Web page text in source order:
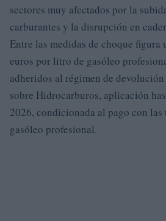
sectores muy afectados por la
carburantes y la disrupción en
Entre las medidas de choque figura
euros por litro de gasóleo
adheridos al régimen de
sobre Hidrocarburos, aplicación
2026, condicionada al pago con
gasóleo profesional.